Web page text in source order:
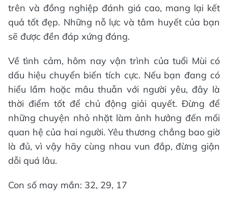
trên và đồng nghiệp đánh giá cao, mang lại kết
quả tốt đẹp. Những nỗ lực và tâm huyết của bạn
sẽ được đền đáp xứng đáng.
Về tình cảm, hôm nay vận trình của tuổi Mùi có
dấu hiệu chuyển biến tích cực. Nếu bạn đang có
hiểu lầm hoặc mâu thuẫn với người yêu, đây là
thời điểm tốt để chủ động giải quyết. Đừng để
những chuyện nhỏ nhặt làm ảnh hưởng đến mối
quan hệ của hai người. Yêu thương chẳng bao giờ
là đủ, vì vậy hãy cùng nhau vun đắp, đừng giận
dỗi quá lâu.
Con số may mắn: 32, 29, 17